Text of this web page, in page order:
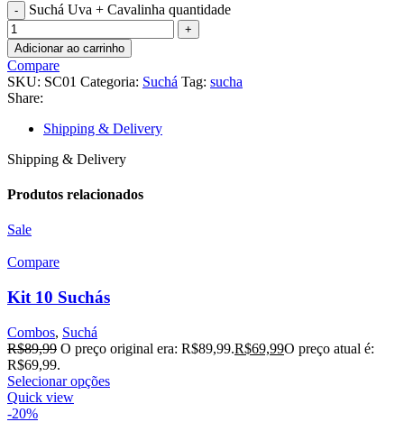
Suchá Uva + Cavalinha quantidade
Adicionar ao carrinho
Compare
SKU: SC01 Categoria: Suchá Tag: sucha
Share:
Shipping & Delivery
Shipping & Delivery
Produtos relacionados
Sale
Compare
Kit 10 Suchás
Combos, Suchá
R$89,99 O preço original era: R$89,99.R$69,99O preço atual é:
R$69,99.
Selecionar opções
Quick view
-20%